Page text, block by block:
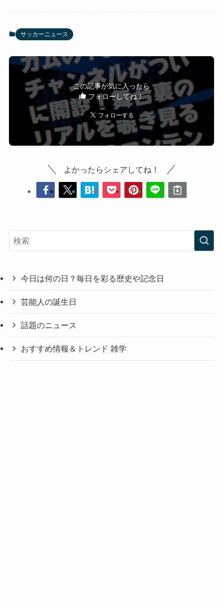
サッカーニュース
この記事が気に入ったら
フォローしてね！
よかったらシェアしてね！
今日は何の日？毎日を彩る歴史や記念日
芸能人の誕生日
話題のニュース
おすすめ情報＆トレンド 雑学